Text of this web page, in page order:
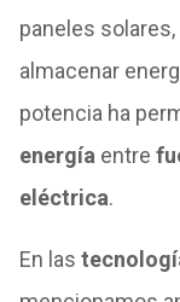
paneles
almacenar
potencia ha
energía entre
eléctrica.
En las